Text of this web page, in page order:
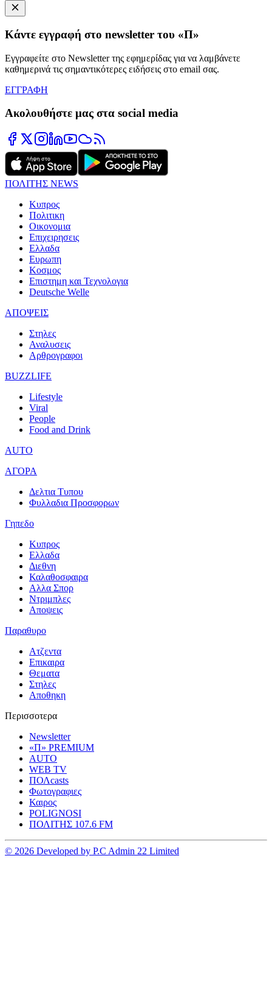
Κάντε εγγραφή στο newsletter του «Π»
Εγγραφείτε στο Newsletter της εφημερίδας για να λαμβάνετε
καθημερινά τις σημαντικότερες ειδήσεις στο email σας.
ΕΓΓΡΑΦΗ
Ακολουθήστε μας στα social media
ΠΟΛΙΤΗΣ NEWS
Κυπρος
Πολιτικη
Οικονομια
Επιχειρησεις
Ελλαδα
Ευρωπη
Κοσμος
Επιστημη και Τεχνολογια
Deutsche Welle
ΑΠΟΨΕΙΣ
Στηλες
Αναλυσεις
Αρθρογραφοι
BUZZLIFE
Lifestyle
Viral
People
Food and Drink
AUTO
ΑΓΟΡΑ
Δελτια Τυπου
Φυλλαδια Προσφορων
Γηπεδο
Κυπρος
Ελλαδα
Διεθνη
Καλαθοσφαιρα
Αλλα Σπορ
Ντριμπλες
Αποψεις
Παραθυρο
Ατζεντα
Επικαιρα
Θεματα
Στηλες
Αποθηκη
Περισσοτερα
Newsletter
«Π» PREMIUM
AUTO
WEB TV
ΠΟΛcasts
Φωτογραφιες
Καιρος
POLIGNOSI
ΠΟΛΙΤΗΣ 107.6 FM
© 2026 Developed by P.C Admin 22 Limited